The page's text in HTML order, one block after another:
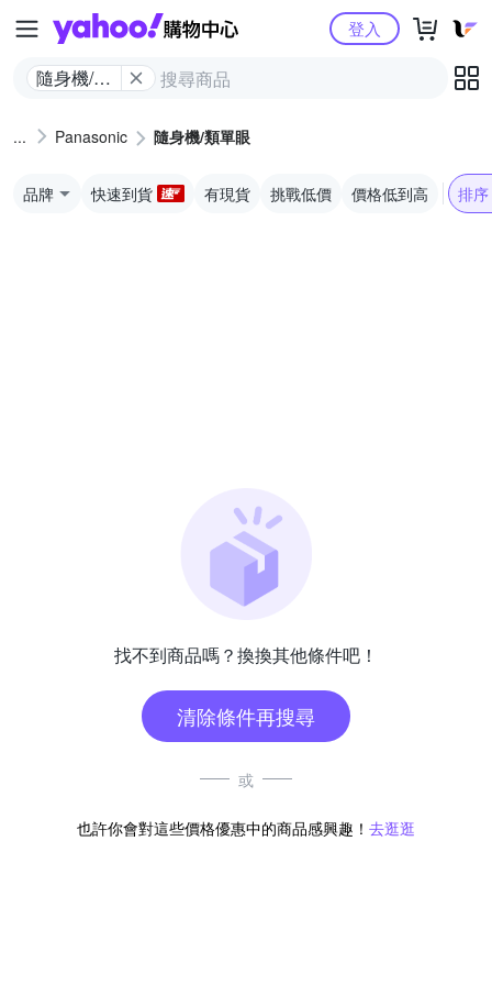
Yahoo購物中心
隨身機/類
登入
Panasonic 隨身機/類單眼
品牌 快速到貨 有現貨 挑戰低價 價格低到高 排序
找不到商品嗎？換換其他條件吧！
清除條件再搜尋
或
也許你會對這些價格優惠中的商品感興趣！ 去逛逛